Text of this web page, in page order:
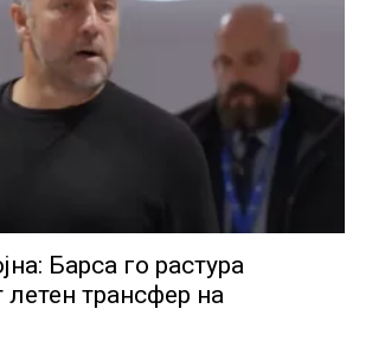
Барса го растура
летен трансфер на